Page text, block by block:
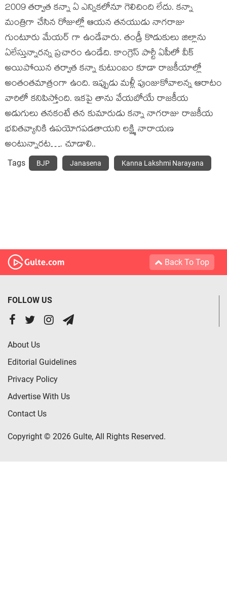
2009 తర్వాత కన్నా ఏ ఎన్నికలోనూ గెలిచింది లేదు. కన్నా
మంత్రిగా చేసిన రోజుల్లో ఆయన తనయుడు నాగరాజు
గుంటూరు మేయర్ గా ఉండేవారు. తండ్రీ కొడుకులు జిల్లాను
ఏలేస్తున్నారన్న ప్రచారం ఉండేది. కాంగ్రెస్ పార్టీ ఏపీలో వీక్
అయిపోయిన తర్వాత కన్నా కుటుంబం కూడా రాజకీయాల్లో
అంతంతమాత్రంగా ఉంది. ఇప్పుడు మళ్లీ పుంజుకోవాలన్న ఆరాటం
వారిలో కనిపిస్తోంది. ఇకపై తాను వేయబోయే రాజకీయ
అడుగులు తనకంటే తన కుమారుడు కన్నా నాగరాజు రాజకీయ
భవితవ్యానికి ఉపయోగపడతాయని లక్ష్మి నారాయణ
అంటున్నారట…. చూడాలి..
Tags BJP Janasena Kanna Lakshmi Narayana
Back To Top
FOLLOW US
About Us
Editorial Guidelines
Privacy Policy
Advertise With Us
Contact Us
Copyright © 2026 Gulte, All Rights Reserved.